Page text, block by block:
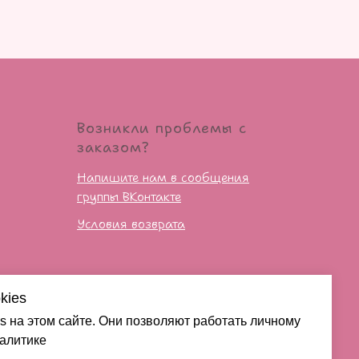
на этом сайте. Они позволяют работать личному
Возникли проблемы с
заказом?
Напишите нам в сообщения
группы ВКонтакте
Условия возврата